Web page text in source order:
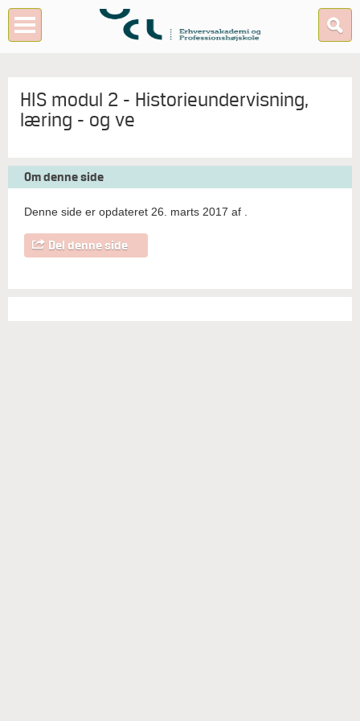
HIS modul 2 - Historieundervisning,
læring - og ve
Om denne side
Denne side er opdateret 26. marts 2017 af
Del denne side